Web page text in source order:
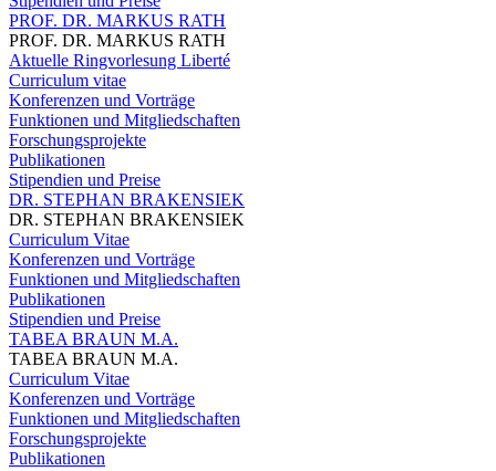
PROF. DR. MARKUS RATH
PROF. DR. MARKUS RATH
Aktuelle Ringvorlesung Liberté
Curriculum vitae
Konferenzen und Vorträge
Funktionen und Mitgliedschaften
Forschungsprojekte
Publikationen
Stipendien und Preise
DR. STEPHAN BRAKENSIEK
DR. STEPHAN BRAKENSIEK
Curriculum Vitae
Konferenzen und Vorträge
Funktionen und Mitgliedschaften
Publikationen
Stipendien und Preise
TABEA BRAUN M.A.
TABEA BRAUN M.A.
Curriculum Vitae
Konferenzen und Vorträge
Funktionen und Mitgliedschaften
Forschungsprojekte
Publikationen